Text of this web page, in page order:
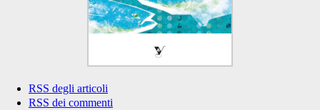
RSS degli articoli
RSS dei commenti